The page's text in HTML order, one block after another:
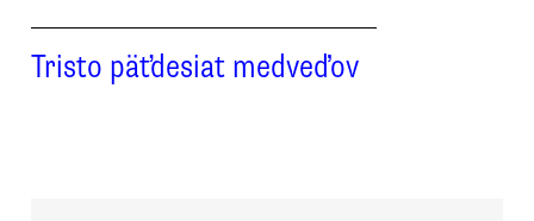
Tristo päťdesiat medveďov